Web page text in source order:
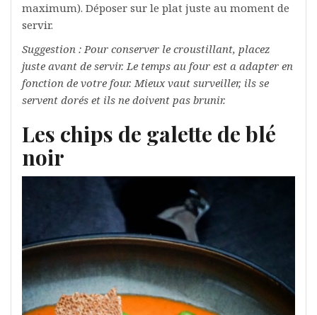
maximum). Déposer sur le plat juste au moment de
servir.
Suggestion : Pour conserver le croustillant, placez
juste avant de servir. Le temps au four est a adapter en
fonction de votre four. Mieux vaut surveiller, ils se
servent dorés et ils ne doivent pas brunir.
Les chips de galette de blé
noir